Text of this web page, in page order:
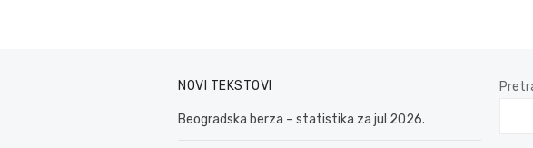
NOVI TEKSTOVI
Beogradska berza – statistika za jul 2026.